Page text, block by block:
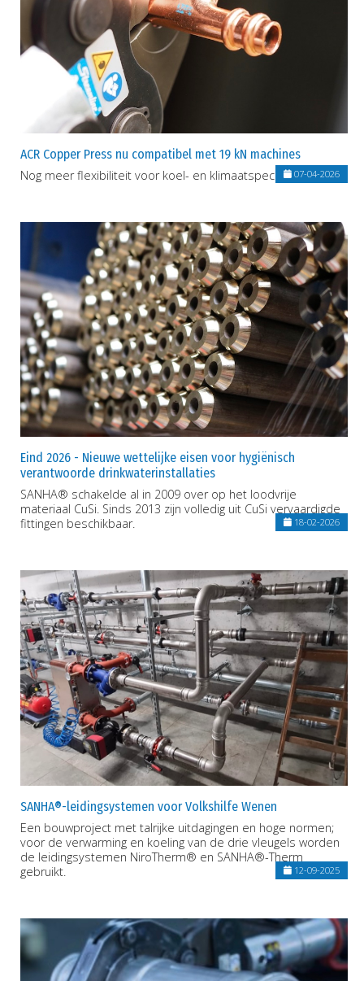
ACR Copper Press nu compatibel met 19 kN machines
Nog meer flexibiliteit voor koel- en klimaatspecialisten07-04-2026
Eind 2026 - Nieuwe wettelijke eisen voor hygiënisch
verantwoorde drinkwaterinstallaties
SANHA® schakelde al in 2009 over op het loodvrije
materiaal CuSi. Sinds 2013 zijn volledig uit CuSi vervaardigde
fittingen beschikbaar.
18-02-2026
SANHA®-leidingsystemen voor Volkshilfe Wenen
Een bouwproject met talrijke uitdagingen en hoge normen;
voor de verwarming en koeling van de drie vleugels worden
de leidingsystemen NiroTherm® en SANHA®-Therm
gebruikt.
12-09-2025